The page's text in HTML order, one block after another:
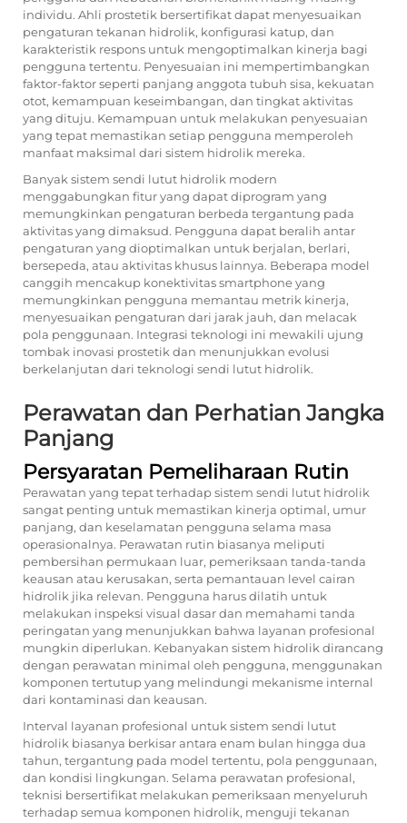
individu. Ahli prostetik bersertifikat dapat menyesuaikan
pengaturan tekanan hidrolik, konfigurasi katup, dan
karakteristik respons untuk mengoptimalkan kinerja bagi
pengguna tertentu. Penyesuaian ini mempertimbangkan
faktor-faktor seperti panjang anggota tubuh sisa, kekuatan
otot, kemampuan keseimbangan, dan tingkat aktivitas
yang dituju. Kemampuan untuk melakukan penyesuaian
yang tepat memastikan setiap pengguna memperoleh
manfaat maksimal dari sistem hidrolik mereka.
Banyak sistem sendi lutut hidrolik modern
menggabungkan fitur yang dapat diprogram yang
memungkinkan pengaturan berbeda tergantung pada
aktivitas yang dimaksud. Pengguna dapat beralih antar
pengaturan yang dioptimalkan untuk berjalan, berlari,
bersepeda, atau aktivitas khusus lainnya. Beberapa model
canggih mencakup konektivitas smartphone yang
memungkinkan pengguna memantau metrik kinerja,
menyesuaikan pengaturan dari jarak jauh, dan melacak
pola penggunaan. Integrasi teknologi ini mewakili ujung
tombak inovasi prostetik dan menunjukkan evolusi
berkelanjutan dari teknologi sendi lutut hidrolik.
Perawatan dan Perhatian Jangka
Panjang
Persyaratan Pemeliharaan Rutin
Perawatan yang tepat terhadap sistem sendi lutut hidrolik
sangat penting untuk memastikan kinerja optimal, umur
panjang, dan keselamatan pengguna selama masa
operasionalnya. Perawatan rutin biasanya meliputi
pembersihan permukaan luar, pemeriksaan tanda-tanda
keausan atau kerusakan, serta pemantauan level cairan
hidrolik jika relevan. Pengguna harus dilatih untuk
melakukan inspeksi visual dasar dan memahami tanda
peringatan yang menunjukkan bahwa layanan profesional
mungkin diperlukan. Kebanyakan sistem hidrolik dirancang
dengan perawatan minimal oleh pengguna, menggunakan
komponen tertutup yang melindungi mekanisme internal
dari kontaminasi dan keausan.
Interval layanan profesional untuk sistem sendi lutut
hidrolik biasanya berkisar antara enam bulan hingga dua
tahun, tergantung pada model tertentu, pola penggunaan,
dan kondisi lingkungan. Selama perawatan profesional,
teknisi bersertifikat melakukan pemeriksaan menyeluruh
terhadap semua komponen hidrolik, menguji tekanan